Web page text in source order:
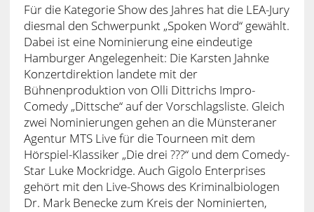
Für die Kategorie Show des Jahres hat die LEA-Jury
diesmal den Schwerpunkt „Spoken Word“ gewählt.
Dabei ist eine Nominierung eine eindeutige
Hamburger Angelegenheit: Die Karsten Jahnke
Konzertdirektion landete mit der
Bühnenproduktion von Olli Dittrichs Impro-
Comedy „Dittsche“ auf der Vorschlagsliste. Gleich
zwei Nominierungen gehen an die Münsteraner
Agentur MTS Live für die Tourneen mit dem
Hörspiel-Klassiker „Die drei ???“ und dem Comedy-
Star Luke Mockridge. Auch Gigolo Enterprises
gehört mit den Live-Shows des Kriminalbiologen
Dr. Mark Benecke zum Kreis der Nominierten,